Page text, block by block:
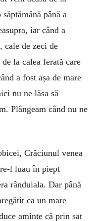
până a
iar când a
cale de zeci de
la calea ferată care
a fost așa de mare
nu ne lăsa să
Plângeam când nu ne
Crăciunul venea
l luau în piept
rânduiala. Dar până
ca un mare
aminte că prin sat